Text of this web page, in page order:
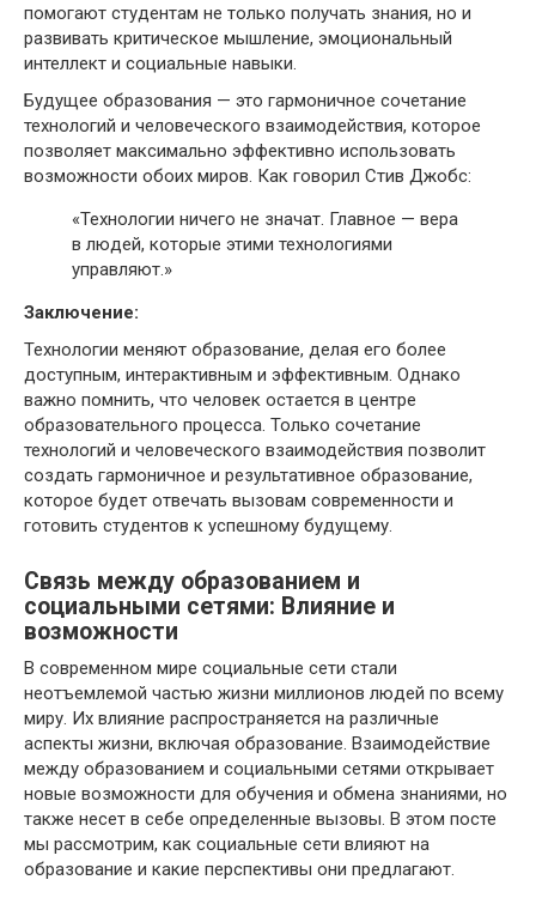
помогают студентам не только получать знания, но и
развивать критическое мышление, эмоциональный
интеллект и социальные навыки.
Будущее образования — это гармоничное сочетание
технологий и человеческого взаимодействия, которое
позволяет максимально эффективно использовать
возможности обоих миров. Как говорил Стив Джобс:
«Технологии ничего не значат. Главное — вера
в людей, которые этими технологиями
управляют.»
Заключение:
Технологии меняют образование, делая его более
доступным, интерактивным и эффективным. Однако
важно помнить, что человек остается в центре
образовательного процесса. Только сочетание
технологий и человеческого взаимодействия позволит
создать гармоничное и результативное образование,
которое будет отвечать вызовам современности и
готовить студентов к успешному будущему.
Связь между образованием и
социальными сетями: Влияние и
возможности
В современном мире социальные сети стали
неотъемлемой частью жизни миллионов людей по всему
миру. Их влияние распространяется на различные
аспекты жизни, включая образование. Взаимодействие
между образованием и социальными сетями открывает
новые возможности для обучения и обмена знаниями, но
также несет в себе определенные вызовы. В этом посте
мы рассмотрим, как социальные сети влияют на
образование и какие перспективы они предлагают.